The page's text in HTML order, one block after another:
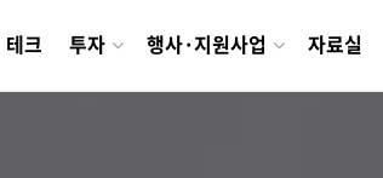
테크 투자 행사·지원사업 자료실